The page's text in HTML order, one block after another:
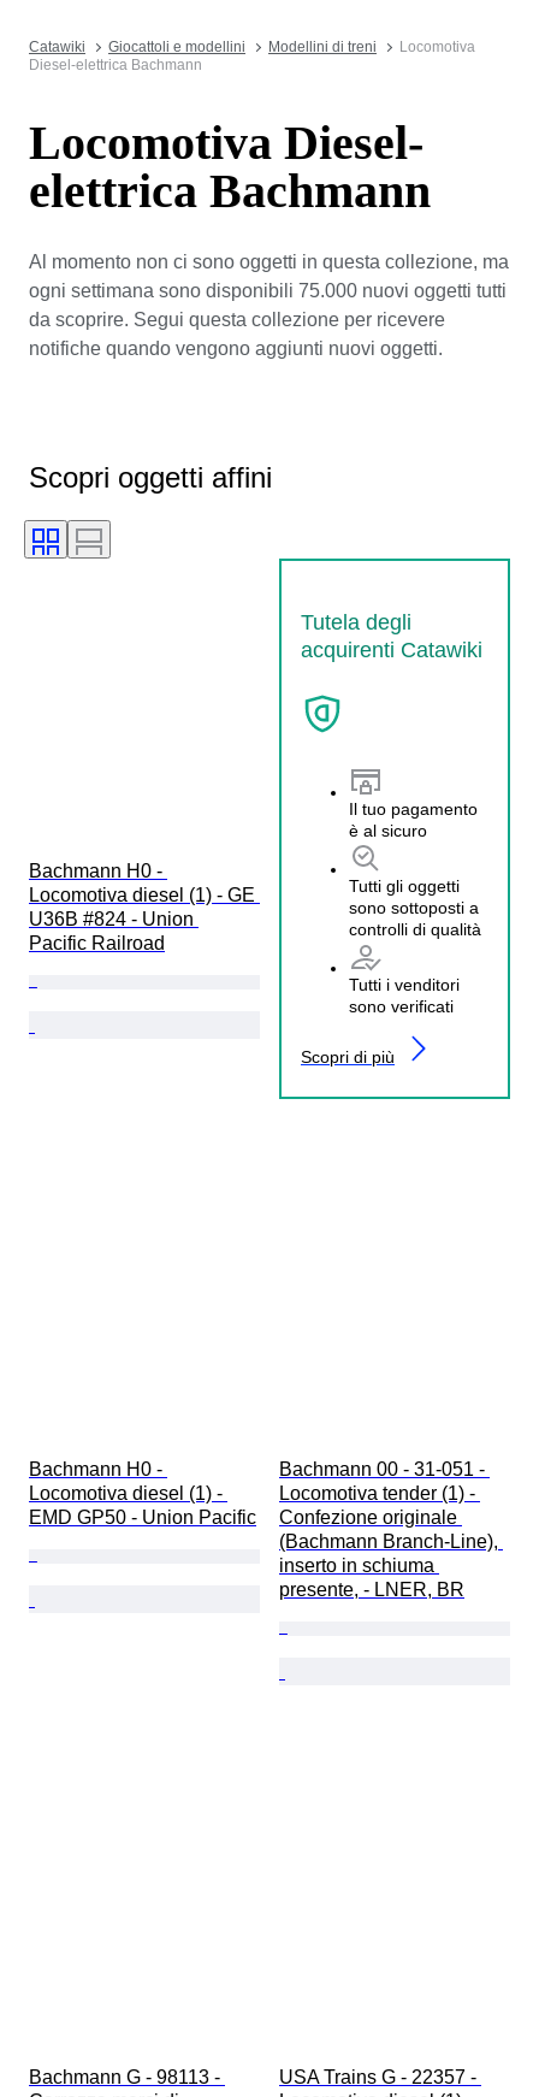
Catawiki Giocattoli e modellini Modellini di treni
Locomotiva
Diesel-elettrica Bachmann
Locomotiva Diesel-
elettrica Bachmann
Al momento non ci sono oggetti in questa collezione, ma
ogni settimana sono disponibili 75.000 nuovi oggetti tutti
da scoprire. Segui questa collezione per ricevere
notifiche quando vengono aggiunti nuovi oggetti.
Scopri oggetti affini
Tutela degli
acquirenti Catawiki
Il tuo pagamento
è al sicuro
Tutti gli oggetti
sono sottoposti a
controlli di qualità
Tutti i venditori
sono verificati
Scopri di più
Bachmann H0 -
Locomotiva diesel (1) - GE
U36B #824 - Union
Pacific Railroad
Bachmann H0 -
Locomotiva diesel (1) -
EMD GP50 - Union Pacific
Bachmann 00 - 31-051 -
Locomotiva tender (1) -
Confezione originale
(Bachmann Branch-Line),
inserto in schiuma
presente, - LNER, BR
Bachmann G - 98113 -
USA Trains G - 22357 -